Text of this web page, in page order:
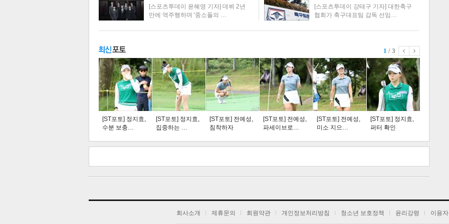
스북 터 공 오톡 공유 버블 트 크 트 축 사 하기 보기
주요뉴스
탑뉴스
연예 스포츠 라이프
[스포츠투데이 윤혜영 기자] 데뷔 2년
만에 역주행하며 '중소돌의 …
[스포츠투데이 강태구 기자] 대한축구
협회가 축구대표팀 감독 선임…
1 / 3
[ST포토] 정지효,
수분 보충…
[ST포토] 정지효,
집중하는 …
[ST포토] 전예성,
침착하자
[ST포토] 전예성,
파세이브로…
[ST포토] 전예성,
미소 지으…
[ST포토] 정지효,
퍼터 확인
회사소개 제휴문의 회원약관 개인정보처리방침 청소년 보호정책 윤리강령 이용